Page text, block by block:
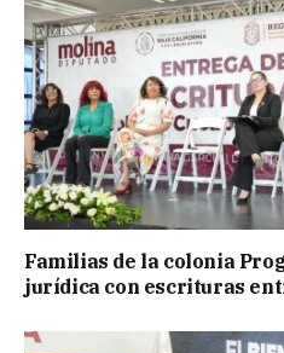
Familias de la colonia
jurídica con escrituras